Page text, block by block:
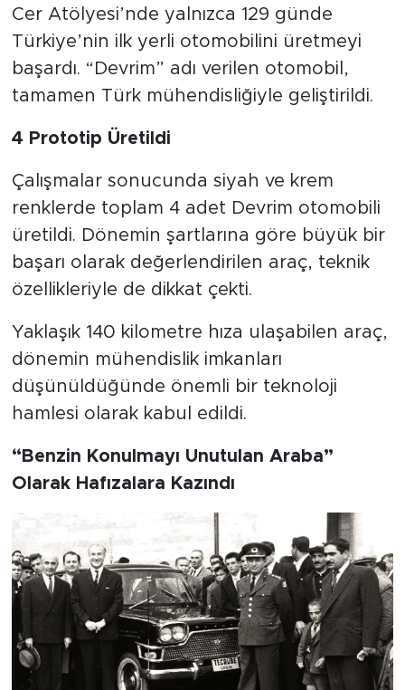
Cer Atölyesi’nde yalnızca 129 günde
Türkiye’nin ilk yerli otomobilini üretmeyi
başardı. “Devrim” adı verilen otomobil,
tamamen Türk mühendisliğiyle geliştirildi.
4 Prototip Üretildi
Çalışmalar sonucunda siyah ve krem
renklerde toplam 4 adet Devrim otomobili
üretildi. Dönemin şartlarına göre büyük bir
başarı olarak değerlendirilen araç, teknik
özellikleriyle de dikkat çekti.
Yaklaşık 140 kilometre hıza ulaşabilen araç,
dönemin mühendislik imkanları
düşünüldüğünde önemli bir teknoloji
hamlesi olarak kabul edildi.
“Benzin Konulmayı Unutulan Araba”
Olarak Hafızalara Kazındı